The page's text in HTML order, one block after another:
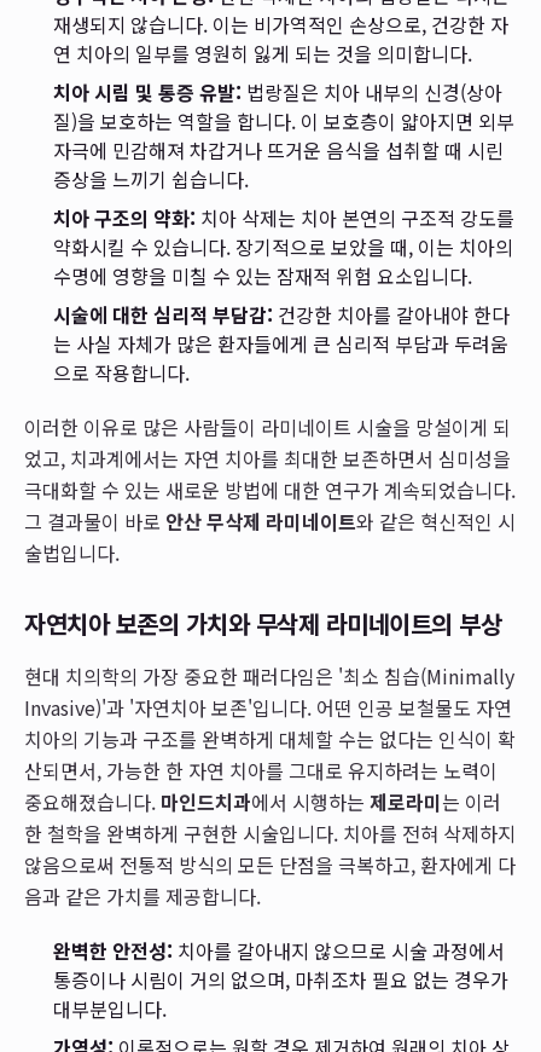
재생되지 않습니다. 이는 비가역적인 손상으로, 건강한 자
연 치아의 일부를 영원히 잃게 되는 것을 의미합니다.
치아 시림 및 통증 유발: 법랑질은 치아 내부의 신경(상아
질)을 보호하는 역할을 합니다. 이 보호층이 얇아지면 외부
자극에 민감해져 차갑거나 뜨거운 음식을 섭취할 때 시린
증상을 느끼기 쉽습니다.
치아 구조의 약화: 치아 삭제는 치아 본연의 구조적 강도를
약화시킬 수 있습니다. 장기적으로 보았을 때, 이는 치아의
수명에 영향을 미칠 수 있는 잠재적 위험 요소입니다.
시술에 대한 심리적 부담감: 건강한 치아를 갈아내야 한다
는 사실 자체가 많은 환자들에게 큰 심리적 부담과 두려움
으로 작용합니다.
이러한 이유로 많은 사람들이 라미네이트 시술을 망설이게 되
었고, 치과계에서는 자연 치아를 최대한 보존하면서 심미성을
극대화할 수 있는 새로운 방법에 대한 연구가 계속되었습니다.
그 결과물이 바로 안산 무삭제 라미네이트와 같은 혁신적인 시
술법입니다.
자연치아 보존의 가치와 무삭제 라미네이트의 부상
현대 치의학의 가장 중요한 패러다임은 '최소 침습(Minimally
Invasive)'과 '자연치아 보존'입니다. 어떤 인공 보철물도 자연
치아의 기능과 구조를 완벽하게 대체할 수는 없다는 인식이 확
산되면서, 가능한 한 자연 치아를 그대로 유지하려는 노력이
중요해졌습니다. 마인드치과에서 시행하는 제로라미는 이러
한 철학을 완벽하게 구현한 시술입니다. 치아를 전혀 삭제하지
않음으로써 전통적 방식의 모든 단점을 극복하고, 환자에게 다
음과 같은 가치를 제공합니다.
완벽한 안전성: 치아를 갈아내지 않으므로 시술 과정에서
통증이나 시림이 거의 없으며, 마취조차 필요 없는 경우가
대부분입니다.